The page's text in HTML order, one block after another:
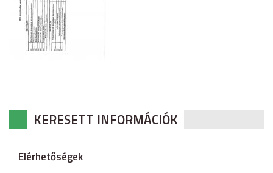
KERESETT INFORMÁCIÓK
Elérhetőségek